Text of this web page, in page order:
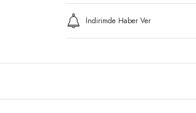
İndirimde Haber Ver